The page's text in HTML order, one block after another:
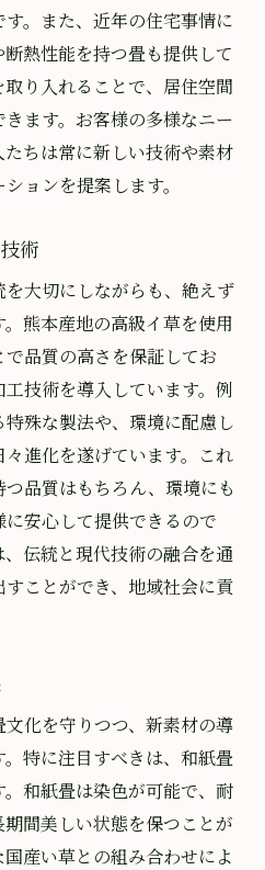
。また、近年の住宅事情に
熱性能を持つ畳も提供して
り入れることで、居住空間
ます。お客様の多様なニー
ちは常に新しい技術や素材
ョンを提案します。
術
大切にしながらも、絶えず
熊本産地の高級イ草を使用
品質の高さを保証してお
技術を導入しています。例
殊な製法や、環境に配慮し
進化を遂げています。これ
品質はもちろん、環境にも
安心して提供できるので
伝統と現代技術の融合を通
ことができ、地域社会に貢
化を守りつつ、新素材の導
特に注目すべきは、和紙畳
和紙畳は染色が可能で、耐
間美しい状態を保つことが
産い草との組み合わせによ